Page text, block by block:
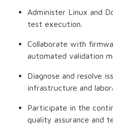
Administer Linux and
test execution.
Collaborate with
automated validation
Diagnose and resolve
infrastructure and
Participate in the
quality assurance and